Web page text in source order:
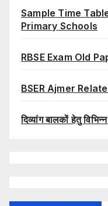
Sample Time
Primary Schools
RBSE Exam Old
BSER Ajmer
दिव्यांग बालकों हेतु